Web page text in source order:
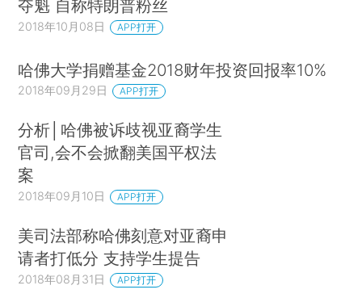
夺魁 自称特朗普粉丝
2018年10月08日 APP打开
哈佛大学捐赠基金2018财年投资回报率10%
2018年09月29日 APP打开
分析│哈佛被诉歧视亚裔学生
官司,会不会掀翻美国平权法
案
2018年09月10日 APP打开
美司法部称哈佛刻意对亚裔申
请者打低分 支持学生提告
2018年08月31日 APP打开